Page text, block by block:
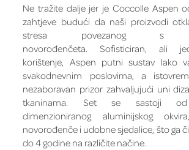
Ne tražite dalje jer je Coccolle Aspen
zahtjeve budući da naši proizvodi
stresa povezanog s
novorođenčeta. Sofisticiran, ali
korištenje, Aspen putni sustav lako
svakodnevnim poslovima, a
nezaboravan prizor zahvaljujući uni
tkaninama. Set se sastoji od
dimenzioniranog aluminijskog
novorođenče i udobne sjedalice, što ga
do 4 godine na različite načine.